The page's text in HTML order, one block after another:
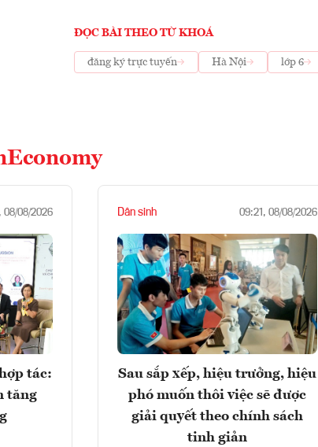
ĐỌC BÀI THEO TỪ KHOÁ
đăng ký trực tuyến Hà Nội lớp 6
08/08/2026
tác:
tăng
Dân sinh 09:21, 08/08/2026
Sau sắp xếp, hiệu trưởng, hiệu
phó muốn thôi việc sẽ được
giải quyết theo chính sách
tinh giản